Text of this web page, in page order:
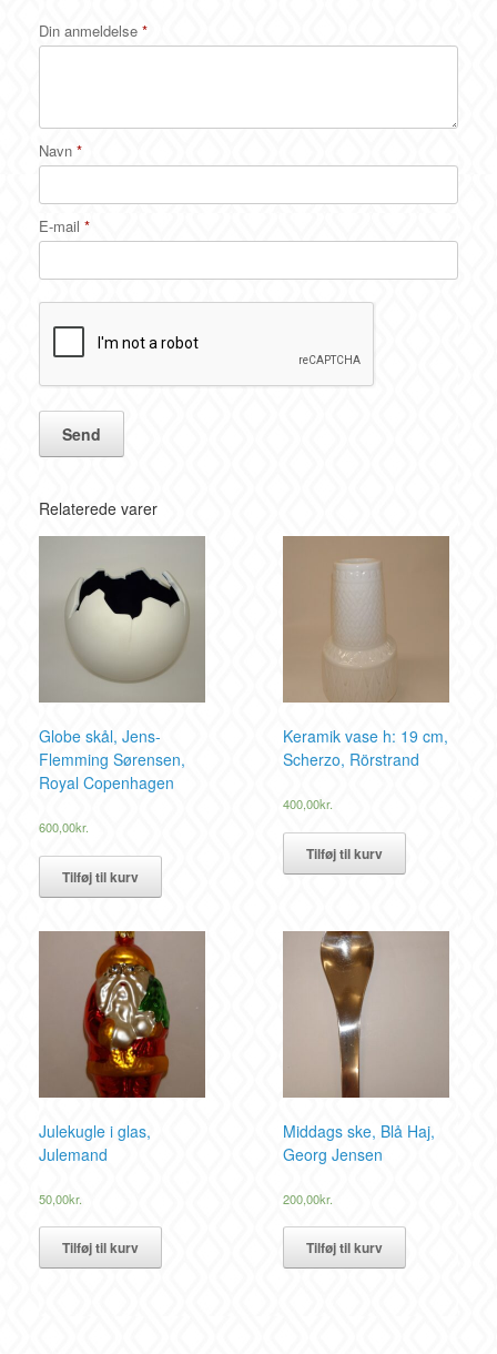
Din anmeldelse *
Navn *
E-mail *
Relaterede varer
Globe skål, Jens-
Flemming Sørensen,
Royal Copenhagen
600,00kr.
Tilføj til kurv
Keramik vase h: 19 cm,
Scherzo, Rörstrand
400,00kr.
Tilføj til kurv
Julekugle i glas,
Julemand
50,00kr.
Tilføj til kurv
Middags ske, Blå Haj,
Georg Jensen
200,00kr.
Tilføj til kurv